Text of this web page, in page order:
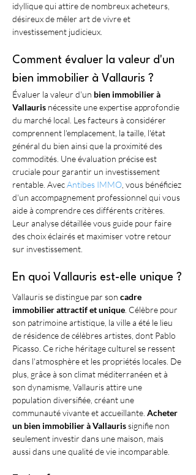
idyllique qui attire de nombreux acheteurs,
désireux de mêler art de vivre et
investissement judicieux.
Comment évaluer la valeur d'un
bien immobilier à Vallauris ?
Évaluer la valeur d'un bien immobilier à
Vallauris nécessite une expertise approfondie
du marché local. Les facteurs à considérer
comprennent l'emplacement, la taille, l'état
général du bien ainsi que la proximité des
commodités. Une évaluation précise est
cruciale pour garantir un investissement
rentable. Avec Antibes IMMO , vous bénéficiez
d'un accompagnement professionnel qui vous
aide à comprendre ces différents critères.
Leur analyse détaillée vous guide pour faire
des choix éclairés et maximiser votre retour
sur investissement.
En quoi Vallauris est-elle unique ?
Vallauris se distingue par son cadre
immobilier attractif et unique . Célèbre pour
son patrimoine artistique, la ville a été le lieu
de résidence de célèbres artistes, dont Pablo
Picasso. Ce riche héritage culturel se ressent
dans l'atmosphère et les propriétés locales. De
plus, grâce à son climat méditerranéen et à
son dynamisme, Vallauris attire une
population diversifiée, créant une
communauté vivante et accueillante. Acheter
un bien immobilier à Vallauris signifie non
seulement investir dans une maison, mais
aussi dans une qualité de vie incomparable.